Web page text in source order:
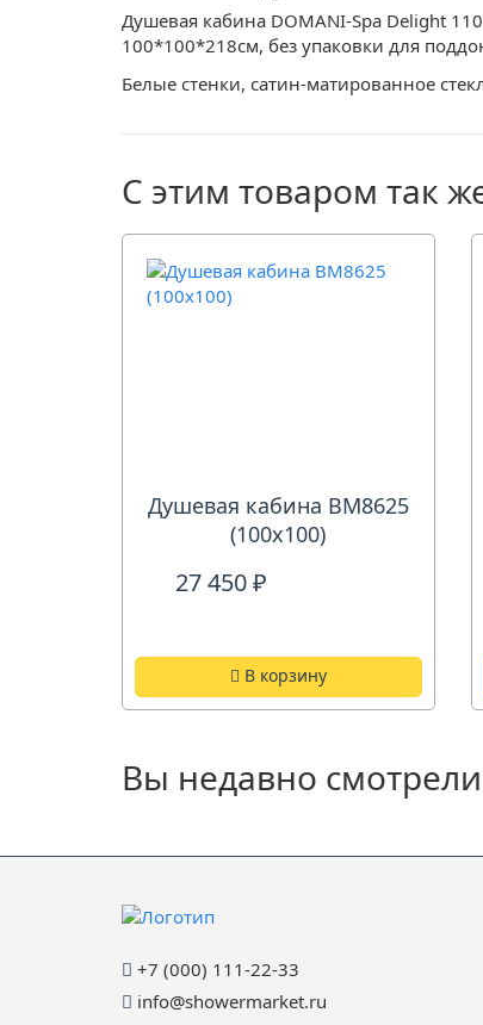
Душевая кабина DOMANI-Spa Delight
100*100*218см, без упаковки для
Белые стенки, сатин-матированное
С этим товаром так
Душевая кабина ВМ8625
(100х100)
27 450 ₽
В корзину
Вы недавно смотрели
+7 (000) 111-22-33
info@showermarket.ru